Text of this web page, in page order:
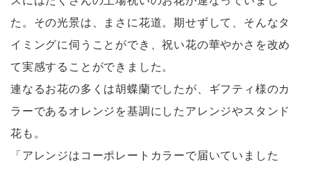
た。その光景は、まさに花道。期せずして、そんなタ
イミングに伺うことができ、祝い花の華やかさを改め
て実感することができました。
連なるお花の多くは胡蝶蘭でしたが、ギフティ様のカ
ラーであるオレンジを基調にしたアレンジやスタンド
花も。
「アレンジはコーポレートカラーで届いていました